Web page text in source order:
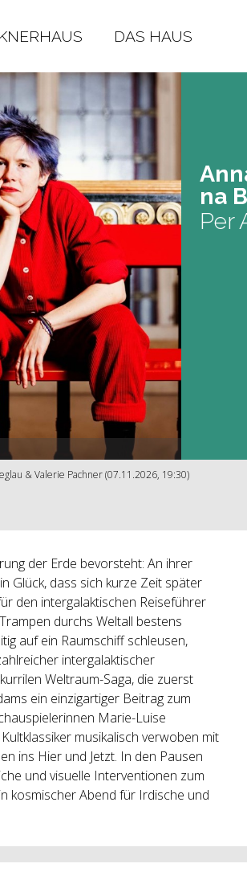
DAS HAUS
na
Per
& Valerie Pachner (07.11.2026, 19:30)
der Erde bevorsteht: An ihrer
Glück, dass sich kurze Zeit später
den intergalaktischen Reiseführer
durchs Weltall bestens
auf ein Raumschiff schleusen,
intergalaktischer
Weltraum-Saga, die zuerst
ein einzigartiger Beitrag zum
Marie-Luise
musikalisch verwoben mit
ins Hier und Jetzt. In den Pausen
und visuelle Interventionen zum
kosmischer Abend für Irdische und